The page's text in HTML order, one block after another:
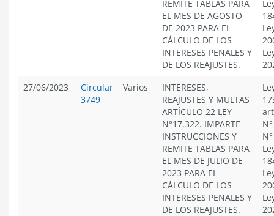
REMITE TABLAS PARA
EL MES DE AGOSTO
DE 2023 PARA EL
CÁLCULO DE LOS
INTERESES PENALES Y
DE LOS REAJUSTES.
27/06/2023
Circular
3749
Varios
INTERESES,
REAJUSTES Y MULTAS
ARTÍCULO 22 LEY
N°17.322. IMPARTE
INSTRUCCIONES Y
REMITE TABLAS PARA
EL MES DE JULIO DE
2023 PARA EL
CÁLCULO DE LOS
INTERESES PENALES Y
DE LOS REAJUSTES.